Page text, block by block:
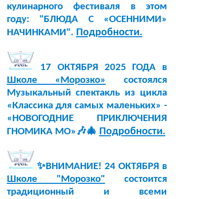
кулинарного фестиваля в этом
году: "БЛЮДА С «ОСЕННИМИ»
НАЧИНКАМИ". Подробности.
17 ОКТЯБРЯ 2025 ГОДА в
Школе «Морозко»
состоялся
Музыкальный спектакль из цикла
«Классика для самых маленьких» -
«НОВОГОДНИЕ ПРИКЛЮЧЕНИЯ
ГНОМИКА МО»🎶🎄 Подробности.
✨ВНИМАНИЕ! 24 ОКТЯБРЯ в
Школе "Морозко" состоится
традиционный и всеми